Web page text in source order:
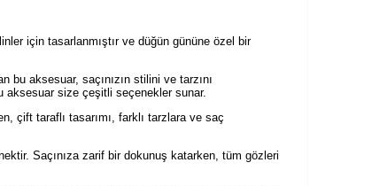
için tasarlanmıştır ve düğün gününe özel bir
bu aksesuar, saçınızın stilini ve tarzını
aksesuar size çeşitli seçenekler sunar.
çift taraflı tasarımı, farklı tarzlara ve saç
Saçınıza zarif bir dokunuş katarken, tüm gözleri